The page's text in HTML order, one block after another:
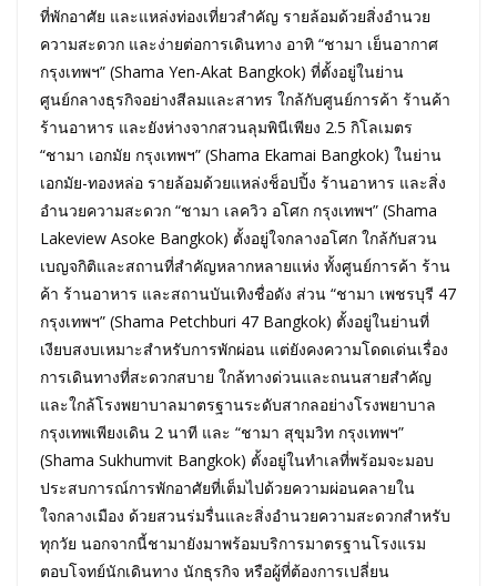
ที่พักอาศัย และแหล่งท่องเที่ยวสำคัญ รายล้อมด้วยสิ่งอำนวย
ความสะดวก และง่ายต่อการเดินทาง อาทิ “ชามา เย็นอากาศ
กรุงเทพฯ” (Shama Yen-Akat Bangkok) ที่ตั้งอยู่ในย่าน
ศูนย์กลางธุรกิจอย่างสีลมและสาทร ใกล้กับศูนย์การค้า ร้านค้า
ร้านอาหาร และยังห่างจากสวนลุมพินีเพียง 2.5 กิโลเมตร
“ชามา เอกมัย กรุงเทพฯ” (Shama Ekamai Bangkok) ในย่าน
เอกมัย-ทองหล่อ รายล้อมด้วยแหล่งช็อปปิ้ง ร้านอาหาร และสิ่ง
อำนวยความสะดวก “ชามา เลควิว อโศก กรุงเทพฯ” (Shama
Lakeview Asoke Bangkok) ตั้งอยู่ใจกลางอโศก ใกล้กับสวน
เบญจกิติและสถานที่สำคัญหลากหลายแห่ง ทั้งศูนย์การค้า ร้าน
ค้า ร้านอาหาร และสถานบันเทิงชื่อดัง ส่วน “ชามา เพชรบุรี 47
กรุงเทพฯ” (Shama Petchburi 47 Bangkok) ตั้งอยู่ในย่านที่
เงียบสงบเหมาะสำหรับการพักผ่อน แต่ยังคงความโดดเด่นเรื่อง
การเดินทางที่สะดวกสบาย ใกล้ทางด่วนและถนนสายสำคัญ
และใกล้โรงพยาบาลมาตรฐานระดับสากลอย่างโรงพยาบาล
กรุงเทพเพียงเดิน 2 นาที และ “ชามา สุขุมวิท กรุงเทพฯ”
(Shama Sukhumvit Bangkok) ตั้งอยู่ในทำเลที่พร้อมจะมอบ
ประสบการณ์การพักอาศัยที่เต็มไปด้วยความผ่อนคลายใน
ใจกลางเมือง ด้วยสวนร่มรื่นและสิ่งอำนวยความสะดวกสำหรับ
ทุกวัย นอกจากนี้ชามายังมาพร้อมบริการมาตรฐานโรงแรม
ตอบโจทย์นักเดินทาง นักธุรกิจ หรือผู้ที่ต้องการเปลี่ยน